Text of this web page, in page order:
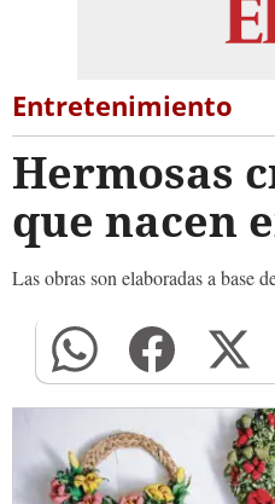
Entretenimiento
Hermosas
que nacen
Las obras son elaboradas a base